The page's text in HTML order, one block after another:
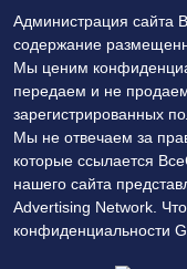
Администрация сайта
содержание
Мы ценим
передаем и не
зарегистрированных
Мы не отвечаем за
которые ссылается
нашего сайта
Advertising Network.
конфиденциальности